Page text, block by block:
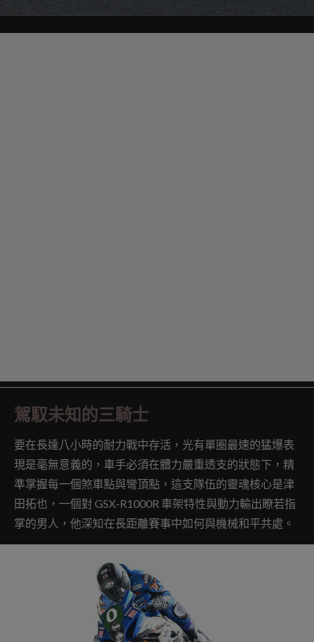
駕馭未知的三騎士
要在長達八小時的耐力戰中存活，光有單圈最速的猛爆表
現是毫無意義的，車手必須在體力嚴重透支的狀態下，精
準掌握每一個煞車點與彎頂點，這支隊伍的靈魂核心是津
田拓也，一個對 GSX-R1000R 車架特性與動力輸出瞭若指
掌的男人，他深知在長距離賽事中如何與機械和平共處。